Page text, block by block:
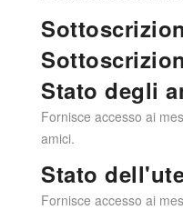
Stato degli
Fornisce accesso ai
amici.
Stato
Fornisce accesso ai